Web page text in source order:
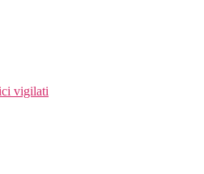
vigilati